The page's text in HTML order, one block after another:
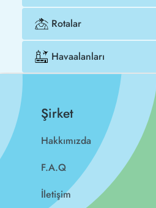
Rotalar
Havaalanları
Şirket
Hakkımızda
F.A.Q
İletişim